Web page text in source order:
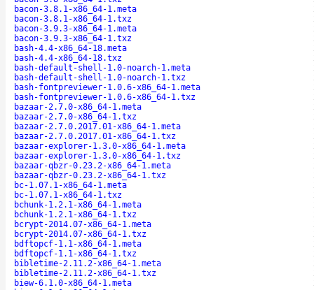
bacon-3.8.1-x86_64-1.meta
bacon-3.8.1-x86_64-1.txz
bacon-3.9.3-x86_64-1.meta
bacon-3.9.3-x86_64-1.txz
bash-4.4-x86_64-18.meta
bash-4.4-x86_64-18.txz
bash-default-shell-1.0-noarch-1.meta
bash-default-shell-1.0-noarch-1.txz
bash-fontpreviewer-1.0.6-x86_64-1.meta
bash-fontpreviewer-1.0.6-x86_64-1.txz
bazaar-2.7.0-x86_64-1.meta
bazaar-2.7.0-x86_64-1.txz
bazaar-2.7.0.2017.01-x86_64-1.meta
bazaar-2.7.0.2017.01-x86_64-1.txz
bazaar-explorer-1.3.0-x86_64-1.meta
bazaar-explorer-1.3.0-x86_64-1.txz
bazaar-qbzr-0.23.2-x86_64-1.meta
bazaar-qbzr-0.23.2-x86_64-1.txz
bc-1.07.1-x86_64-1.meta
bc-1.07.1-x86_64-1.txz
bchunk-1.2.1-x86_64-1.meta
bchunk-1.2.1-x86_64-1.txz
bcrypt-2014.07-x86_64-1.meta
bcrypt-2014.07-x86_64-1.txz
bdftopcf-1.1-x86_64-1.meta
bdftopcf-1.1-x86_64-1.txz
bibletime-2.11.2-x86_64-1.meta
bibletime-2.11.2-x86_64-1.txz
biew-6.1.0-x86_64-1.meta